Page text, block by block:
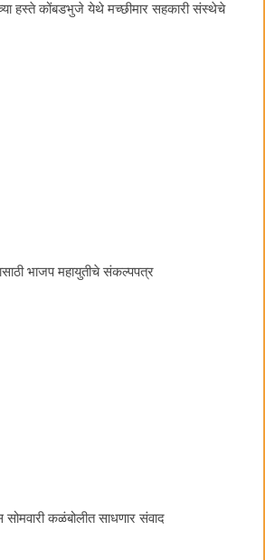
हस्ते कोंबडभुजे येथे मच्छीमार सहकारी संस्थेचे
भाजप महायुतीचे संकल्पपत्र
कळंबोलीत साधणार संवाद